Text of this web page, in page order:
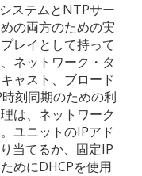
ステムとNTPサー
の両方のための実
レイとして持って
ネットワーク・タ
ャスト、ブロード
刻同期のための利
は、ネットワーク
ユニットのIPアド
当てるか、固定IP
めにDHCPを使用